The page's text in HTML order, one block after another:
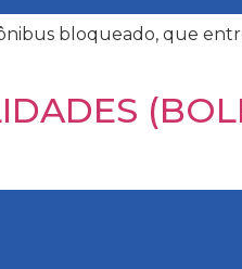
bloqueado, que